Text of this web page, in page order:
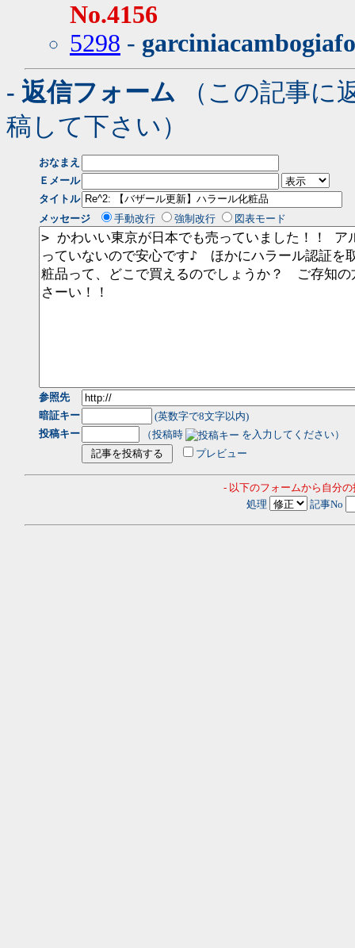
No.4156
5298 -
- 返信フォーム （この記事に
稿して下さい）
おなまえ
Ｅメール
タイトル
メッセージ
手動改行 強制改行 図表モード
参照先
暗証キー
(英数字で8文字以内)
投稿キー
（投稿時
を入力してください）
プレビュー
- 以下のフォームから自分
処理
記事No